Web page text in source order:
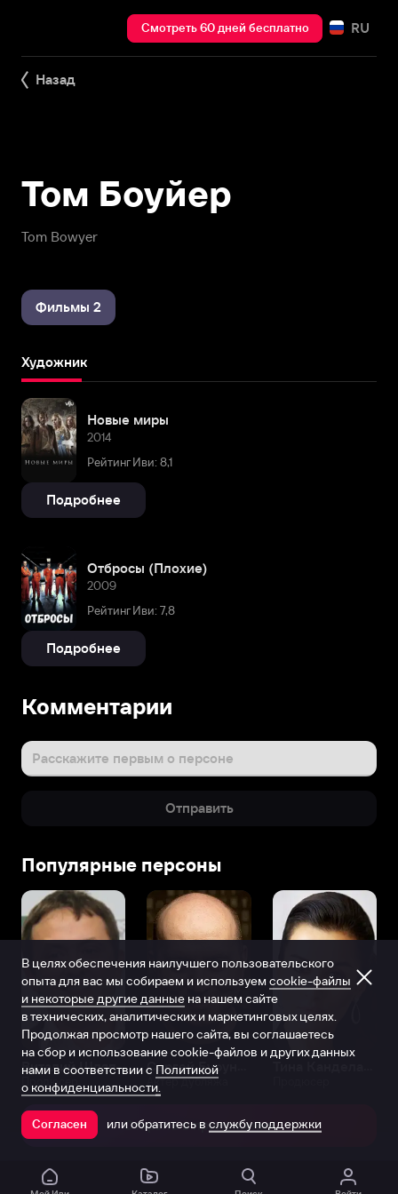
Смотреть 60 дней бесплатно RU
Назад
Tom Bowyer
Том Боуйер
Фильмы 2
Художник
Новые миры
2014
Рейтинг Иви: 8,1
Подробнее
Отбросы (Плохие)
2009
Рейтинг Иви: 7,8
Подробнее
Комментарии
Расскажите первым о персоне
Отправить
Популярные персоны
Виталий Шляппо
Продюсер Актёр дубляжа
Открыть в приложении
В целях обеспечения наилучшего пользовательского
опыта для вас мы собираем и используем cookie-файлы
и некоторые другие данные на нашем сайте
в технических, аналитических и маркетинговых целях.
Продолжая просмотр нашего сайта, вы соглашаетесь
на сбор и использование cookie-файлов и других данных
нами в соответствии с Политикой
о конфиденциальности.
Согласен или обратитесь в службу поддержки